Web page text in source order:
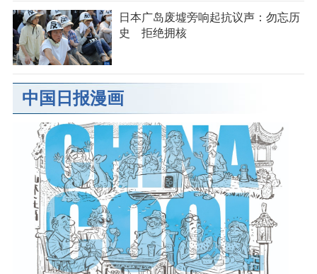
日本广岛废墟旁响起抗议声：勿忘历
史 拒绝拥核
中国日报漫画